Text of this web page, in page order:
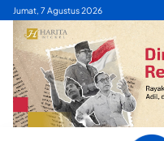
Skip
content
Jumat, 7 Agustus 2026